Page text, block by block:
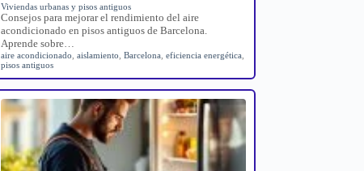
Viviendas urbanas y pisos antiguos
Consejos para mejorar el rendimiento del aire
acondicionado en pisos antiguos de Barcelona.
Aprende sobre…
aire acondicionado ,aislamiento ,Barcelona ,eficiencia energética
pisos antiguos